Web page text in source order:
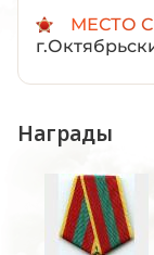
МЕСТО
Награды